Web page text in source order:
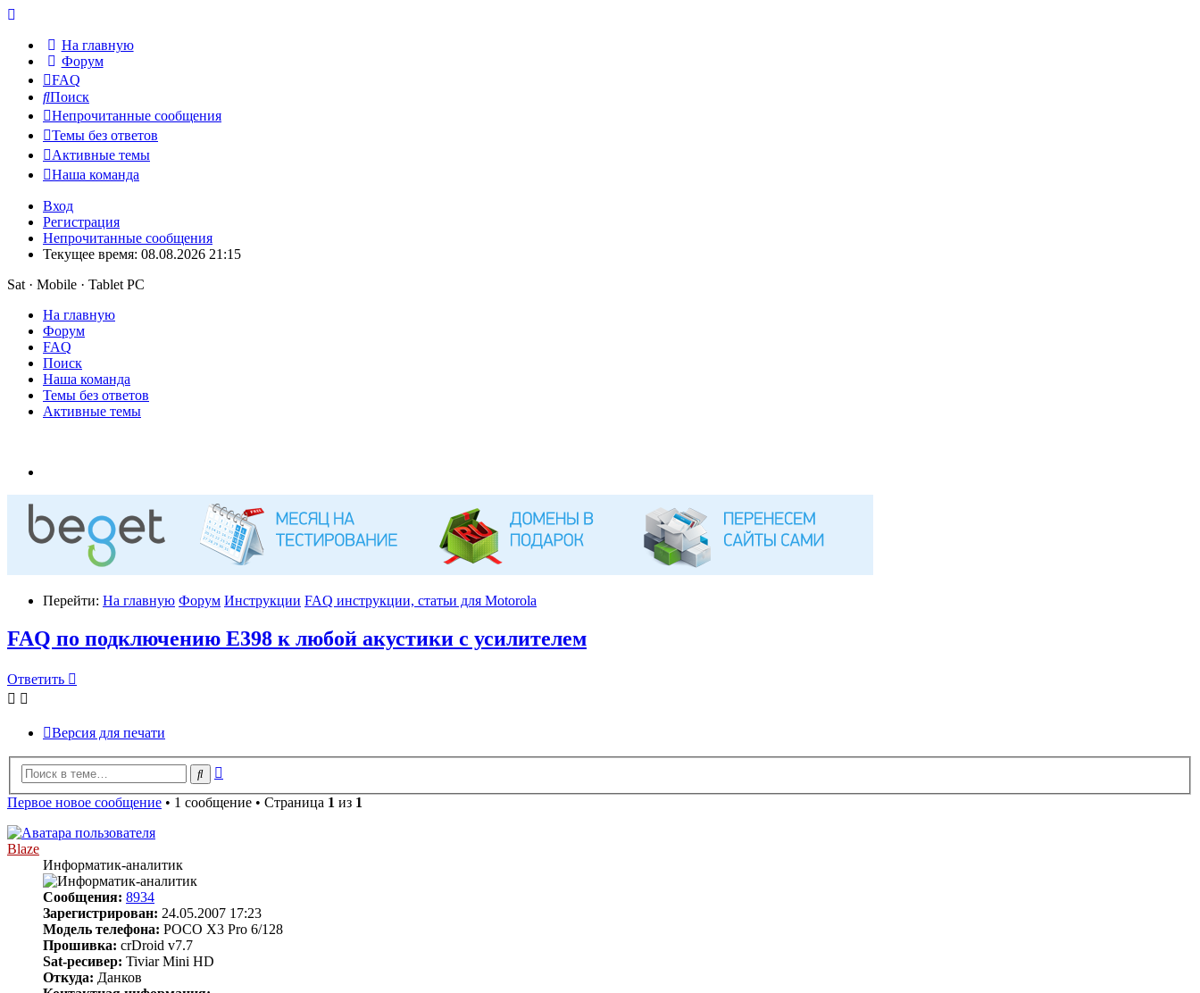
На главную
Форум
FAQ
Поиск
Непрочитанные сообщения
Темы без ответов
Активные темы
Наша команда
Вход
Регистрация
Непрочитанные сообщения
Текущее время: 08.08.2026 21:15
Sat · Mobile · Tablet PC
На главную
Форум
FAQ
Поиск
Наша команда
Темы без ответов
Активные темы
Перейти: На главную Форум Инструкции FAQ инструкции, статьи для Motorola
FAQ по подключению E398 к любой акустики с усилителем
Ответить
Версия для печати
Поиск
Первое новое сообщение • 1 сообщение • Страница 1 из 1
Blaze
Информатик-аналитик
Сообщения: 8934
Зарегистрирован: 24.05.2007 17:23
Модель телефона: POCO X3 Pro 6/128
Прошивка: crDroid v7.7
Sat-ресивер: Tiviar Mini HD
Откуда: Данков